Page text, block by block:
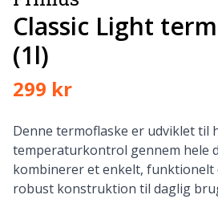
Classic Light
(1l)
299 kr
Denne termoflaske er udviklet til
temperaturkontrol gennem hele
kombinerer et enkelt, funktionelt
robust konstruktion til daglig